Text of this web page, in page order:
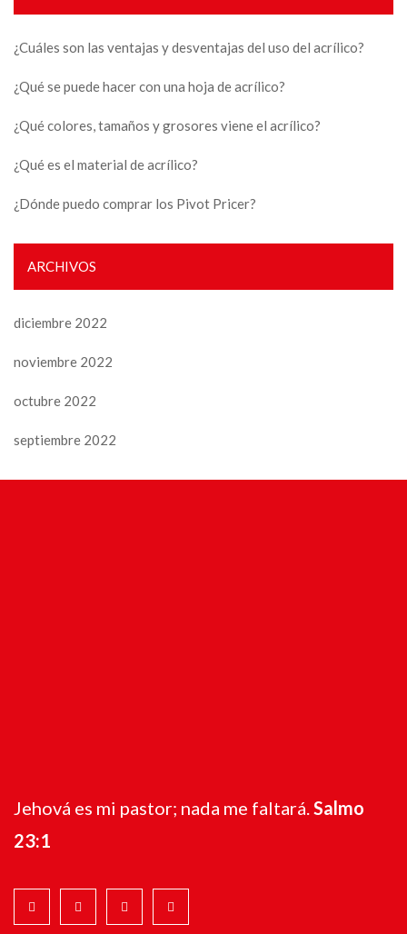
¿Cuáles son las ventajas y desventajas del uso del acrílico?
¿Qué se puede hacer con una hoja de acrílico?
¿Qué colores, tamaños y grosores viene el acrílico?
¿Qué es el material de acrílico?
¿Dónde puedo comprar los Pivot Pricer?
ARCHIVOS
diciembre 2022
noviembre 2022
octubre 2022
septiembre 2022
Jehová es mi pastor; nada me faltará.Salmo
23:1